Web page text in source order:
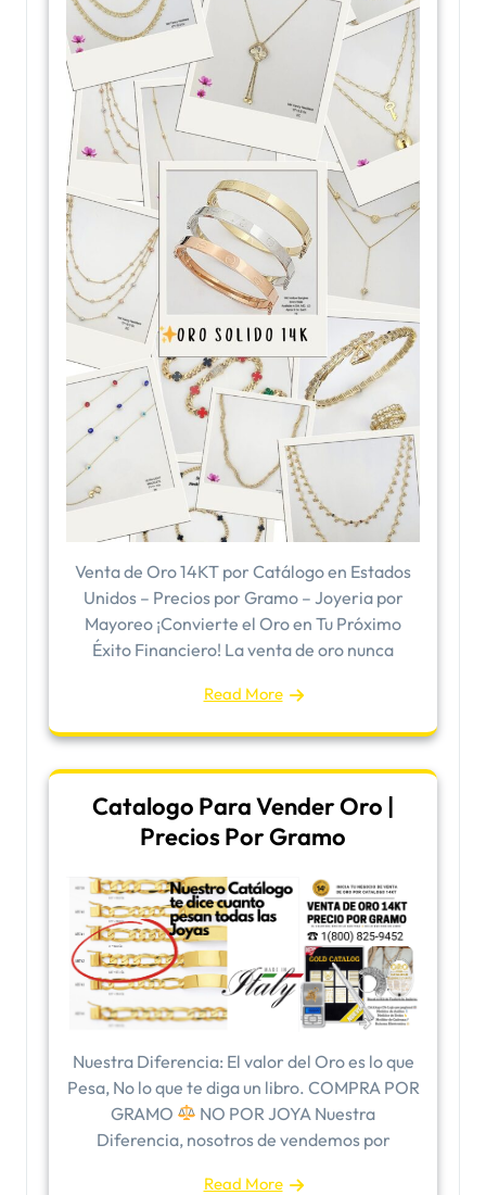
Venta de Oro 14KT por Catálogo en Estados
Unidos – Precios por Gramo – Joyeria por
Mayoreo ¡Convierte el Oro en Tu Próximo
Éxito Financiero! La venta de oro nunca
Read More
Catalogo Para Vender Oro |
Precios Por Gramo
Nuestra Diferencia: El valor del Oro es lo que
Pesa, No lo que te diga un libro. COMPRA POR
GRAMO
NO POR JOYA Nuestra
Diferencia, nosotros de vendemos por
Read More